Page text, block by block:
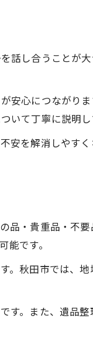
話し合うことが
安心につながり
て丁寧に説明し
安を解消しやす
品・貴重品・不
です。
。秋田市では、
す。また、遺品